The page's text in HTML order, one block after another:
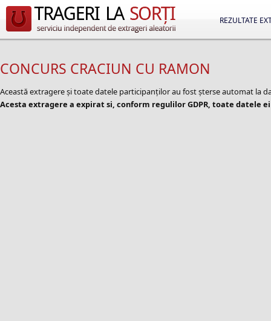
REZULTATE
CONCURS CRACIUN CU RAMON
Această extragere și toate datele participanților au fost șterse automat la
Acesta extragere a expirat si, conform regulilor GDPR, toate datele